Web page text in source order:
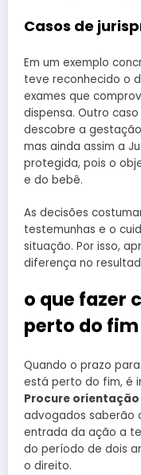
Casos de
Em um exemplo
teve reconhecido o
exames que
dispensa. Outro
descobre a
mas ainda assim a
protegida, pois o
e do bebê.
As decisões
testemunhas e o
situação. Por isso,
diferença no
o que fazer
perto do fim
Quando o prazo
está perto do fim, é
Procure
advogados saberão
entrada da ação a
do período de dois
o direito.